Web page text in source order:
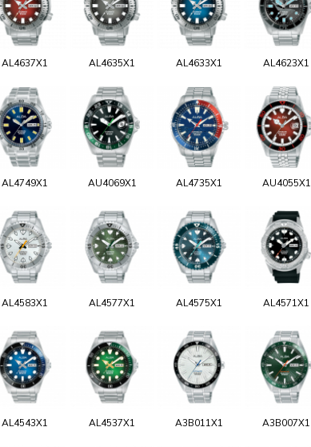
AL4637X1 AL4635X1 AL4633X1 AL4623X1
AL4749X1 AU4069X1 AL4735X1 AU4055X1
AL4583X1 AL4577X1 AL4575X1 AL4571X1
AL4543X1 AL4537X1 A3B011X1 A3B007X1